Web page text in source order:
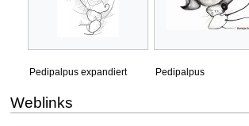
Pedipalpus expandiert Pedipalpus
Weblinks